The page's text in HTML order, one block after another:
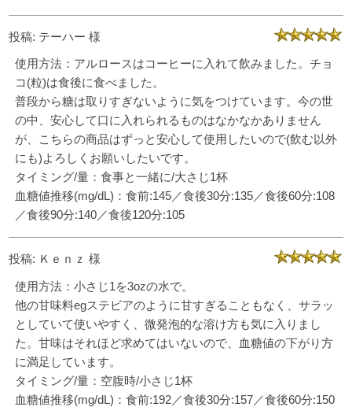
投稿: テーハー 様
使用方法：アルロースはコーヒーに入れて飲みました。チョ
コ(粒)は食後に食べました。
普段から糖は取りすぎないように気をつけています。今の世
の中、安心して口に入れられるものはなかなかありません
が、こちらの商品はずっと安心して使用したいので(飲む以外
にも)よろしくお願いしたいです。
タイミング/量：食事と一緒に/大さじ1杯
血糖値推移(mg/dL)：食前:145／食後30分:135／食後60分:108
／食後90分:140／食後120分:105
投稿: Ｋｅｎｚ 様
使用方法：小さじ1を3ozの水で。
他の甘味料egステビアのように甘すぎることもなく、サラッ
としていて使いやすく、微発泡的な溶け方も気に入りまし
た。甘味はそれほど求めてはいないので、血糖値の下がり方
に満足しています。
タイミング/量：空腹時/小さじ1杯
血糖値推移(mg/dL)：食前:192／食後30分:157／食後60分:150